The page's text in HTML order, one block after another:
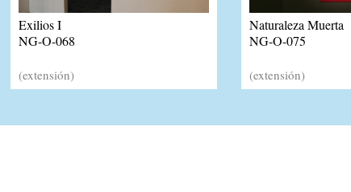
Exilios I
NG-O-068
(extensión)
Naturaleza Muerta
NG-O-075
(extensión)